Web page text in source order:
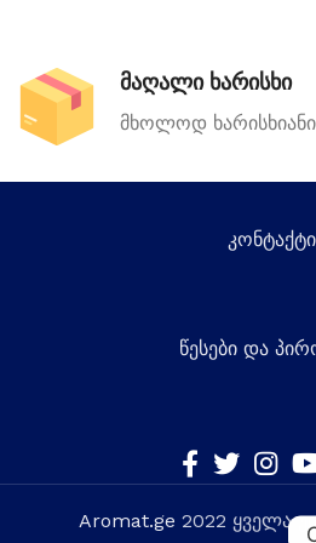
მაღალი ხარისხი
მხოლოდ
კონტაქტი
წესები და
Aromat.ge 2022 ყველა